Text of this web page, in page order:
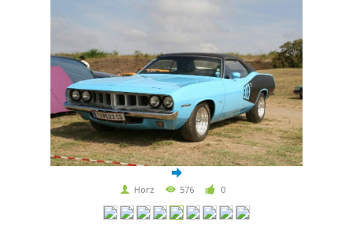
Horz 576 0